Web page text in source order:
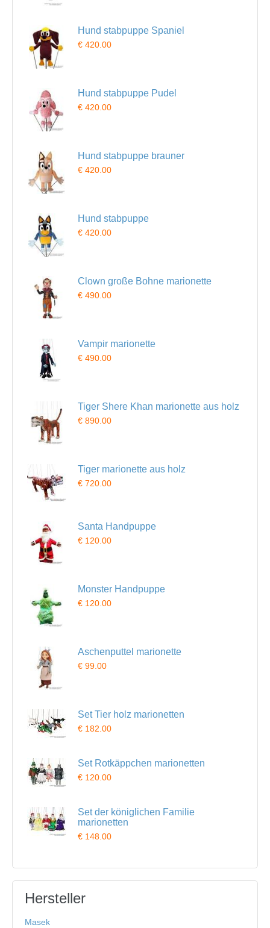
Hund stabpuppe Spaniel
€ 420.00
Hund stabpuppe Pudel
€ 420.00
Hund stabpuppe brauner
€ 420.00
Hund stabpuppe
€ 420.00
Clown große Bohne marionette
€ 490.00
Vampir marionette
€ 490.00
Tiger Shere Khan marionette aus holz
€ 890.00
Tiger marionette aus holz
€ 720.00
Santa Handpuppe
€ 120.00
Monster Handpuppe
€ 120.00
Aschenputtel marionette
€ 99.00
Set Tier holz marionetten
€ 182.00
Set Rotkäppchen marionetten
€ 120.00
Set der königlichen Familie
marionetten
€ 148.00
Hersteller
Masek